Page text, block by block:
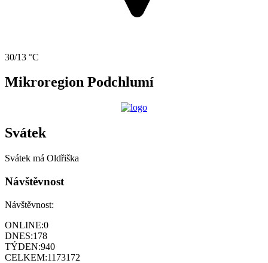
30/13 °C
Mikroregion Podchlumí
Svátek
Svátek má Oldřiška
Návštěvnost
Návštěvnost:
ONLINE:0
DNES:178
TÝDEN:940
CELKEM:1173172